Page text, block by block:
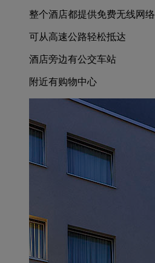
整个酒店都提供免费无线网络
可从高速公路轻松抵达
酒店旁边有公交车站
附近有购物中心